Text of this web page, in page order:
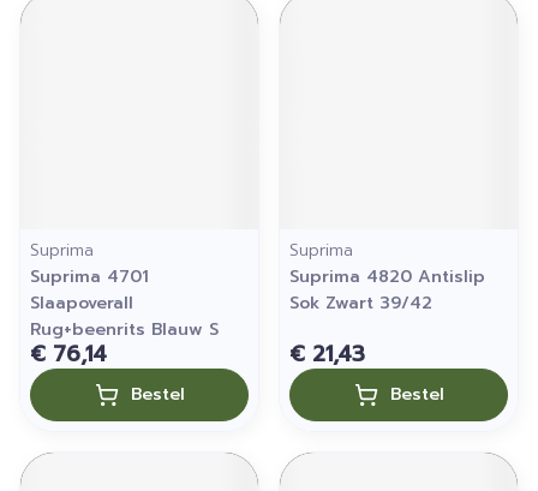
Suprima
Suprima 4701
Slaapoverall
Rug+beenrits Blauw S
€ 76,14
Bestel
Suprima
Suprima 4820 Antislip
Sok Zwart 39/42
€ 21,43
Bestel